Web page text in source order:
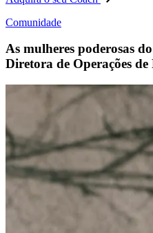
Comunidade
As mulheres poderosas
Diretora de Operações de